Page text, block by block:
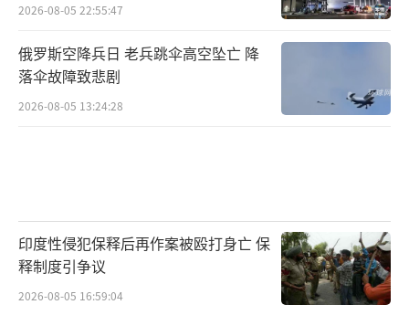
2026-08-05 22:55:47
俄罗斯空降兵日 老兵跳伞高空坠亡 降
落伞故障致悲剧
2026-08-05 13:24:28
印度性侵犯保释后再作案被殴打身亡 保
释制度引争议
2026-08-05 16:59:04